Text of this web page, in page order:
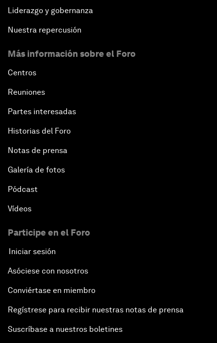
Liderazgo y gobernanza
Nuestra repercusión
Más información sobre el Foro
Centros
Reuniones
Partes interesadas
Historias del Foro
Notas de prensa
Galería de fotos
Pódcast
Vídeos
Participe en el Foro
Iniciar sesión
Asóciese con nosotros
Conviértase en miembro
Regístrese para recibir nuestras notas de prensa
Suscríbase a nuestros boletines